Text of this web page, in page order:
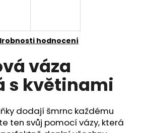
hodnocení
váza
s květinami
dodají šmrnc každému
ten svůj pomocí vázy, která